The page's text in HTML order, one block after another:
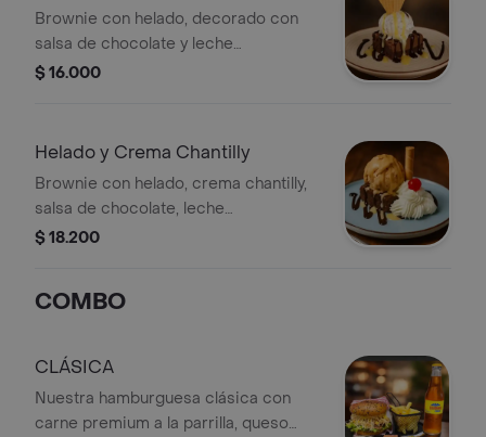
Brownie con helado, decorado con
salsa de chocolate y leche
condensada, acompañado de una
$ 16.000
Helado y Crema Chantilly
Brownie con helado, crema chantilly,
salsa de chocolate, leche
condensada, barquilla y una cereza.
$ 18.200
COMBO
CLÁSICA
Nuestra hamburguesa clásica con
carne premium a la parrilla, queso